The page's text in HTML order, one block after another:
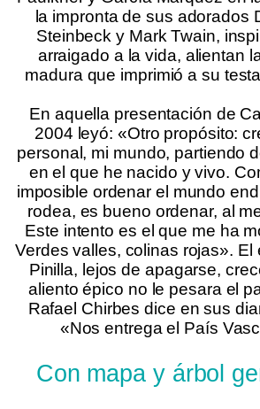
la impronta de sus adorados
Steinbeck y Mark Twain,
arraigado a la vida, alientan
madura que imprimió a su
En aquella presentación de
2004 leyó: «Otro propósito:
personal, mi mundo, partiendo
en el que he nacido y vivo.
imposible ordenar el mundo
rodea, es bueno ordenar, al
Este intento es el que me ha
Verdes valles, colinas rojas». El
Pinilla, lejos de apagarse,
aliento épico no le pesara el
Rafael Chirbes dice en sus
«Nos entrega el País
Con mapa y árbol